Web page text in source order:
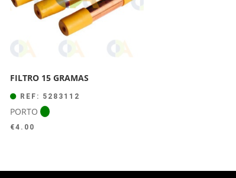
FILTRO 15 GRAMAS
REF: 5283112
PORTO
€4.00